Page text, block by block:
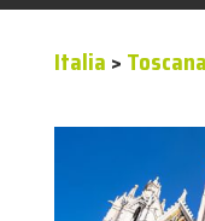
Italia > Toscana